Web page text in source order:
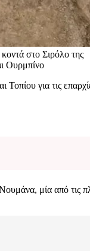
στο Σιρόλο της
Ουρμπίνο
για τις
μία από τις